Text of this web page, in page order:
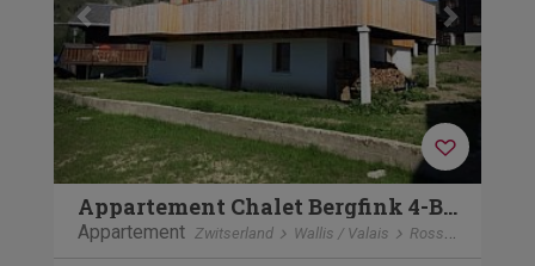
Appartement Chalet Bergfink 4-Bettwohnung, Dusche, WC 4-Bett
Appartement Zwitserland Wallis / Valais Rosswald